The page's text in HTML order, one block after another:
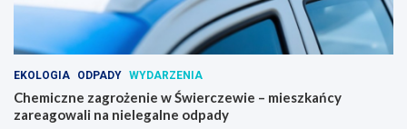
EKOLOGIA ODPADY WYDARZENIA
Chemiczne zagrożenie w Świerczewie – mieszkańcy
zareagowali na nielegalne odpady